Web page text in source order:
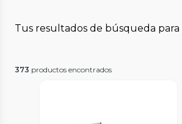
Tus resultados de búsqueda para
373 productos encontrados